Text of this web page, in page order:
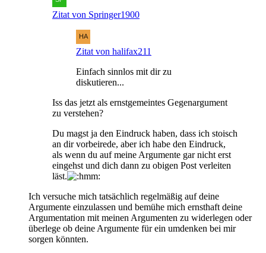
Zitat von Springer1900
Zitat von halifax211
Einfach sinnlos mit dir zu
diskutieren...
Iss das jetzt als ernstgemeintes Gegenargument
zu verstehen?
Du magst ja den Eindruck haben, dass ich stoisch
an dir vorbeirede, aber ich habe den Eindruck,
als wenn du auf meine Argumente gar nicht erst
eingehst und dich dann zu obigen Post verleiten
läst.
Ich versuche mich tatsächlich regelmäßig auf deine
Argumente einzulassen und bemühe mich ernsthaft deine
Argumentation mit meinen Argumenten zu widerlegen oder
überlege ob deine Argumente für ein umdenken bei mir
sorgen könnten.